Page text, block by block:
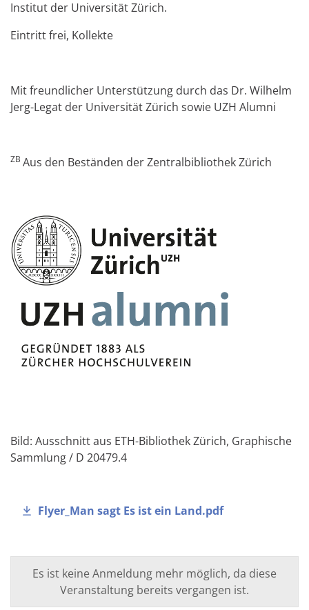
Institut der Universität Zürich.
Eintritt frei, Kollekte
Mit freundlicher Unterstützung durch das Dr. Wilhelm
Jerg-Legat der Universität Zürich sowie UZH Alumni
ZB Aus den Beständen der Zentralbibliothek Zürich
Bild: Ausschnitt aus ETH-Bibliothek Zürich, Graphische
Sammlung / D 20479.4
Flyer_Man sagt Es ist ein Land.pdf
Es ist keine Anmeldung mehr möglich, da diese
Veranstaltung bereits vergangen ist.